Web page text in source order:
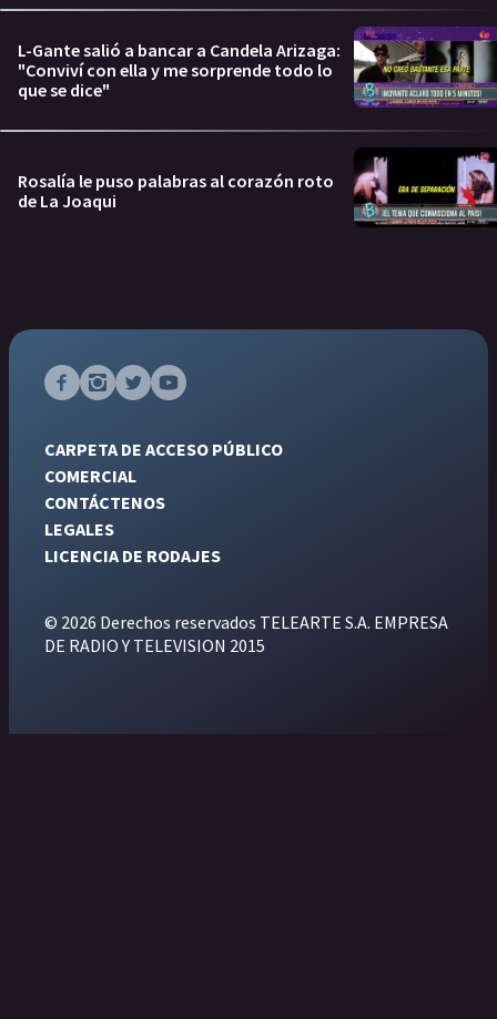
L-Gante salió a bancar a Candela Arizaga:
"Conviví con ella y me sorprende todo lo
que se dice"
Rosalía le puso palabras al corazón roto
de La Joaqui
CARPETA DE ACCESO PÚBLICO
COMERCIAL
CONTÁCTENOS
LEGALES
LICENCIA DE RODAJES
© 2026 Derechos reservados TELEARTE S.A. EMPRESA
DE RADIO Y TELEVISION 2015